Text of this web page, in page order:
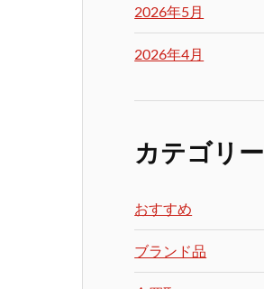
2026年5月
2026年4月
カテゴリー
おすすめ
ブランド品